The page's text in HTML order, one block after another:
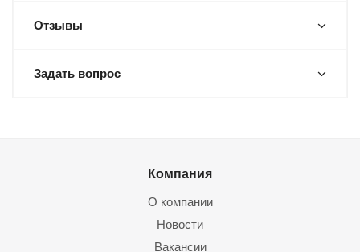
Отзывы
Задать вопрос
Компания
О компании
Новости
Вакансии